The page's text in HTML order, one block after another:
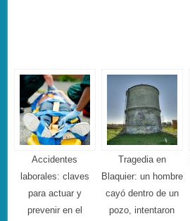
Accidentes
laborales: claves
para actuar y
prevenir en el
Tragedia en
Blaquier: un hombre
cayó dentro de un
pozo, intentaron